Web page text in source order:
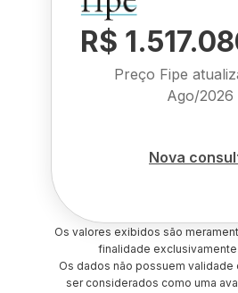
R$
Preço Fipe
Ago/2026
Nova
Os valores exibidos são
finalidade
Os dados não possuem validade
ser considerados como uma